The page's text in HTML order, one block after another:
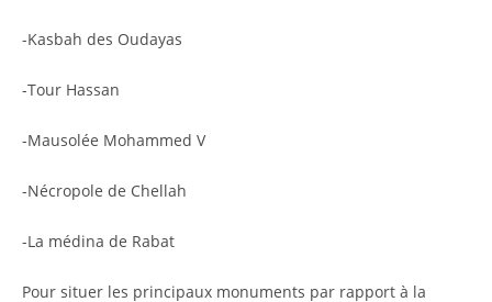
-Kasbah des Oudayas
-Tour Hassan
-Mausolée Mohammed V
-Nécropole de Chellah
-La médina de Rabat
Pour situer les principaux monuments par rapport à la